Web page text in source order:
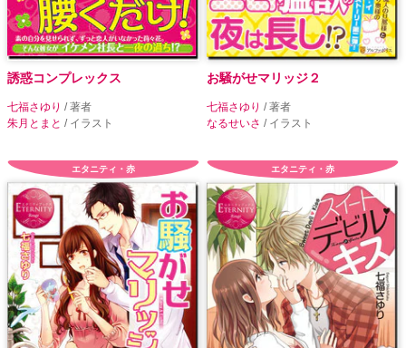
誘惑コンプレックス
七福さゆり / 著者
朱月とまと / イラスト
お騒がせマリッジ２
七福さゆり / 著者
なるせいさ / イラスト
エタニティ・赤 エタニティ・赤